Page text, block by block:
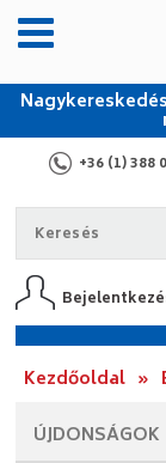
+36 (1) 388
Kezdőoldal »
ÚJDONSÁGOK